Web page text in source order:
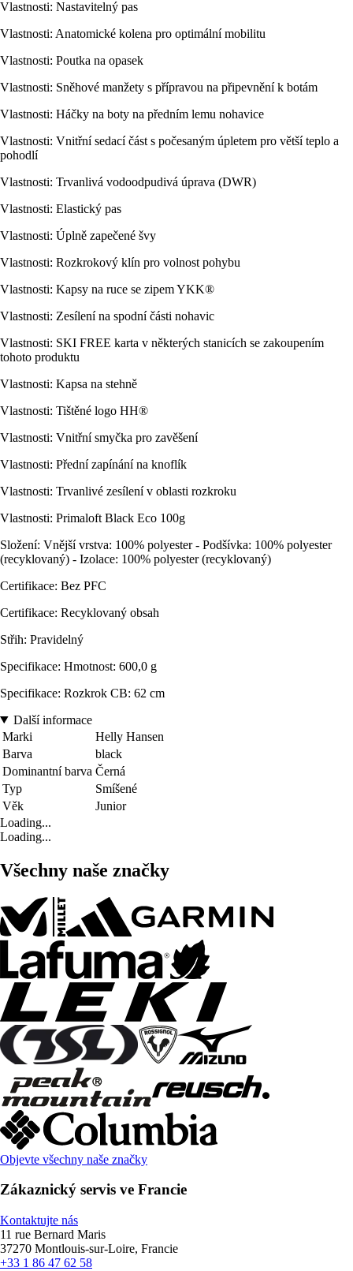
Vlastnosti: Nastavitelný pas
Vlastnosti: Anatomické kolena pro optimální mobilitu
Vlastnosti: Poutka na opasek
Vlastnosti: Sněhové manžety s přípravou na připevnění k botám
Vlastnosti: Háčky na boty na předním lemu nohavice
Vlastnosti: Vnitřní sedací část s počesaným úpletem pro větší teplo a
pohodlí
Vlastnosti: Trvanlivá vodoodpudivá úprava (DWR)
Vlastnosti: Elastický pas
Vlastnosti: Úplně zapečené švy
Vlastnosti: Rozkrokový klín pro volnost pohybu
Vlastnosti: Kapsy na ruce se zipem YKK®
Vlastnosti: Zesílení na spodní části nohavic
Vlastnosti: SKI FREE karta v některých stanicích se zakoupením
tohoto produktu
Vlastnosti: Kapsa na stehně
Vlastnosti: Tištěné logo HH®
Vlastnosti: Vnitřní smyčka pro zavěšení
Vlastnosti: Přední zapínání na knoflík
Vlastnosti: Trvanlivé zesílení v oblasti rozkroku
Vlastnosti: Primaloft Black Eco 100g
Složení: Vnější vrstva: 100% polyester - Podšívka: 100% polyester
(recyklovaný) - Izolace: 100% polyester (recyklovaný)
Certifikace: Bez PFC
Certifikace: Recyklovaný obsah
Střih: Pravidelný
Specifikace: Hmotnost: 600,0 g
Specifikace: Rozkrok CB: 62 cm
Další informace
Marki
Helly Hansen
Barva
black
Dominantní barva Černá
Typ
Smíšené
Věk
Junior
Loading...
Loading...
Všechny naše značky
Objevte všechny naše značky
Zákaznický servis ve Francie
Kontaktujte nás
11 rue Bernard Maris
37270 Montlouis-sur-Loire, Francie
+33 1 86 47 62 58